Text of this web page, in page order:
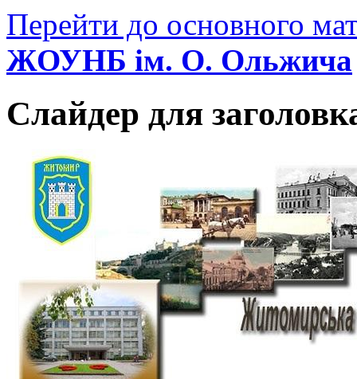
Перейти до основного
ЖОУНБ ім. О. Ольжича
Слайдер для